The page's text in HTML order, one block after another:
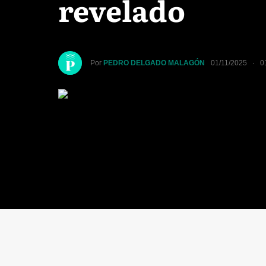
revelado
Por PEDRO DELGADO MALAGÓN 01/11/2025 ·